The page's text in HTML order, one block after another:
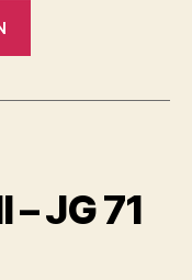
"Richthofen"
– JG 71